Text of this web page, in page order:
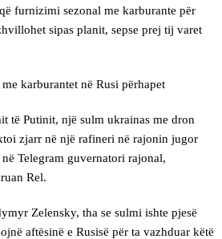
furnizimi sezonal me karburante për
sipas planit, sepse prej tij varet
karburantet në Rusi përhapet
të Putinit, një sulm ukrainas me dron
zjarr në një rafineri në rajonin jugor
Telegram guvernatori rajonal,
Rel.
Zelensky, tha se sulmi ishte pjesë
aftësinë e Rusisë për ta vazhduar këtë